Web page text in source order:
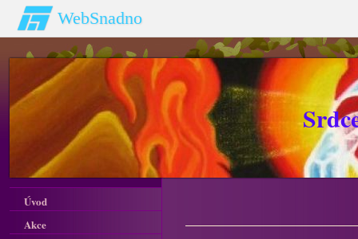
WebSnadno
Úvod
Akce